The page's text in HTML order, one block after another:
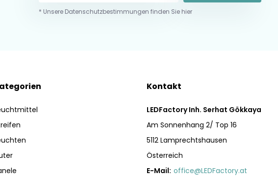
* Unsere Datenschutzbestimmungen finden Sie hier
Kontakt
LEDFactory Inh. Serhat Gökkaya
Am Sonnenhang 2/ Top 16
5112 Lamprechtshausen
Österreich
E-Mail: office@LEDFactory.at